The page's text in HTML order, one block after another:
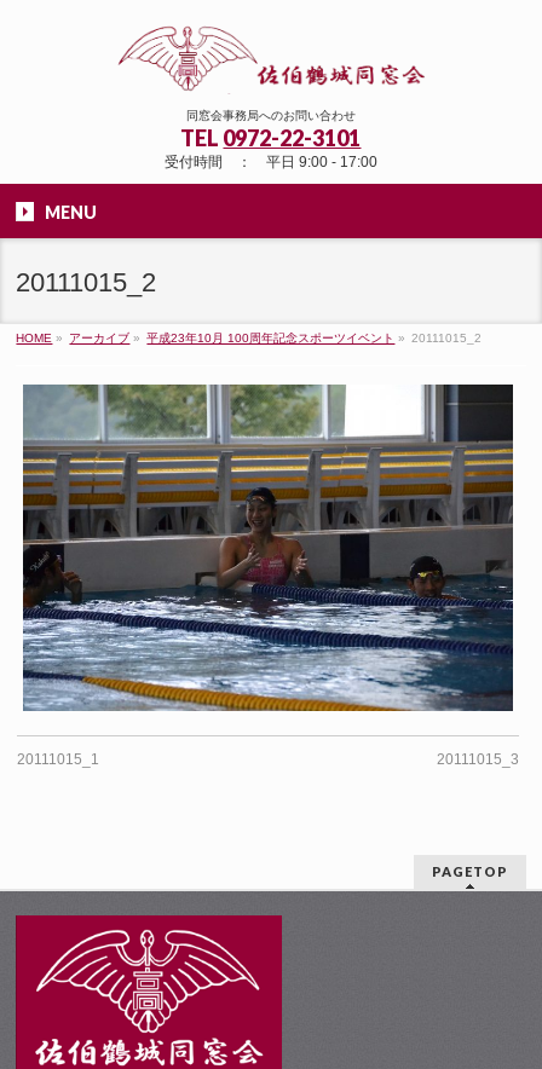
同窓会事務局へのお問い合わせ
TEL 0972-22-3101
受付時間 ： 平日 9:00 - 17:00
MENU
20111015_2
HOME » アーカイブ » 平成23年10月 100周年記念スポーツイベント » 20111015_2
20111015_1 20111015_3
PAGETOP